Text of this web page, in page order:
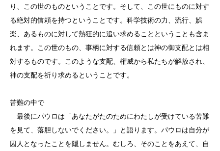
り、この世のものということです。そして、この世にものに対す
る絶対的信頼を持つということです。科学技術の力、流行、娯
楽、あるものに対して熱狂的に追い求めることということも含ま
れます。この世のもの、事柄に対する信頼とは神の御支配とは相
対するものです。このような支配、権威から私たちが解放され、
神の支配を祈り求めるということです。
苦難の中で
最後にパウロは「あなたがたのためにわたしが受けている苦難
を見て、落胆しないでください。」と語ります。パウロは自分が
囚人となったことを隠しません。むしろ、そのことをあえて、自